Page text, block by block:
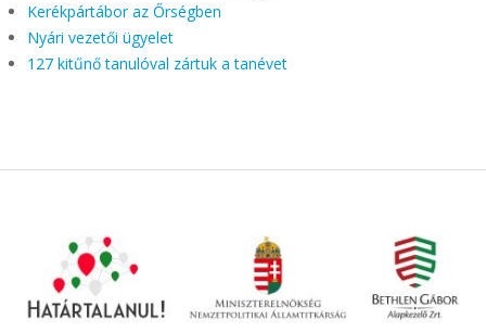
Kerékpártábor az Őrségben
Nyári vezetői ügyelet
127 kitűnő tanulóval zártuk a tanévet